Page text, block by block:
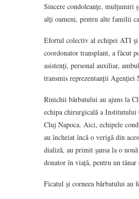
Sincere condoleanţe, mulţumiri
alţi oameni, pentru alte familii
Efortul colectiv al echipei ATI şi
coordonator transplant, a făcut
asistenţi, personal auxiliar,
transmis reprezentanții Agenției
Rinichii bărbatului au ajuns la
echipa chirurgicală a
Cluj Napoca. Aici, echipele
au încheiat încă o verigă din
dializă, au primit şansa la o
donator în viață, pentru un
Ficatul și corneea bărbatului au